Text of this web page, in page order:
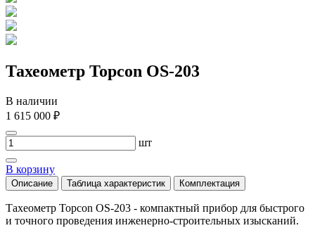
Тахеометр Topcon OS-203
В наличии
1 615 000 ₽
шт
В корзину
Описание Таблица характеристик Комплектация
Тахеометр Topcon OS-203 - компактный прибор для быстрого
и точного проведения инженерно-строительных изысканий.